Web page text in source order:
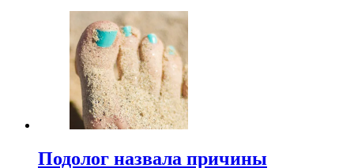
Подолог назвала причины